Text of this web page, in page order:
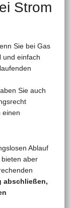
Strom
Sie bei Gas
und einfach
Sie auch
einen
Ablauf
aber
abschließen,